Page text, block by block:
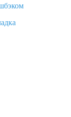
доставки и